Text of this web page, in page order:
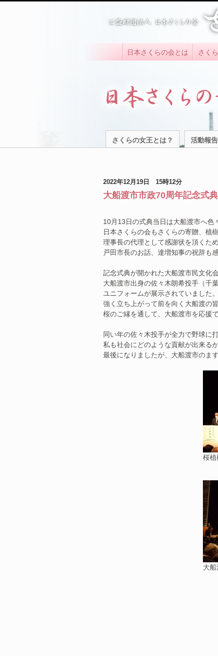
日本さくらの会とは さく
さくらの女王とは？ 活動報告
2022年12月19日 15時12分
大船渡市市政70周年記念式
10月13日の式典当日は大船渡市へ色
日本さくらの会もさくらの寄贈、植
理事長の代理として感謝状を頂くた
戸田市長のお話、達増知事の祝辞も
記念式典が開かれた大船渡市民文化
大船渡市出身の佐々木朗希投手（千
ユニフォームが展示されていました
強く立ち上がって前を向く大船渡の
桜のご縁を通して、大船渡市を応援
同い年の佐々木投手が全力で野球に
私も社会にどのような貢献が出来る
最後になりましたが、大船渡市のま
桜植
大